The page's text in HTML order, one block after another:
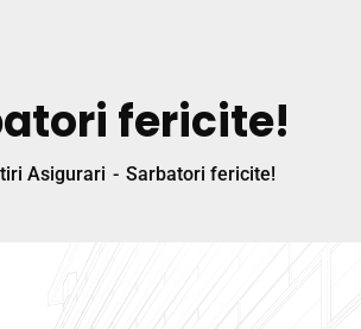
fericite!
Asigurari Sarbatori fericite!